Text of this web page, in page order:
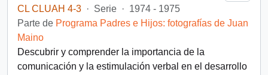
CL CLUAH 4-3 · Serie · 1974 - 1975
Parte de Programa Padres e Hijos: fotografías de Juan
Maino
Descubrir y comprender la importancia de la
comunicación y la estimulación verbal en el desarrollo